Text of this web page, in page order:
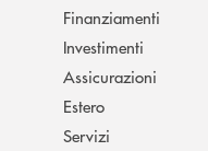
Finanziamenti
Investimenti
Assicurazioni
Estero
Servizi